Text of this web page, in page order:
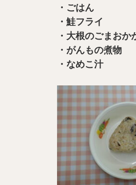
・ごはん
・鮭フライ
・大根のごまおか
・がんもの煮物
・なめこ汁